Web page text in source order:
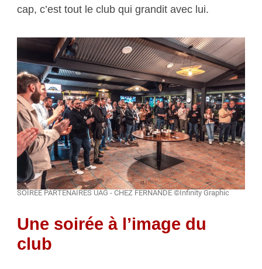
cap, c’est tout le club qui grandit avec lui.
SOIREE PARTENAIRES UAG - CHEZ FERNANDE ©Infinity Graphic
Une soirée à l’image du
club